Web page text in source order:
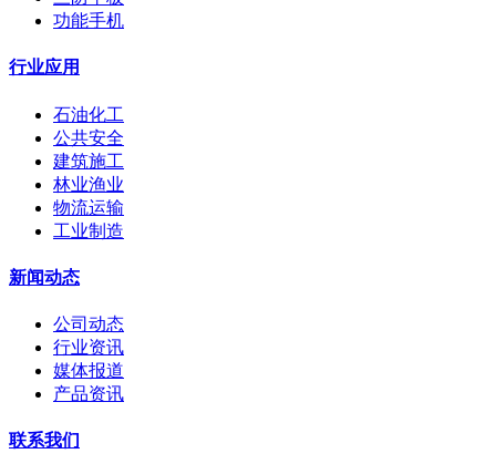
功能手机
行业应用
石油化工
公共安全
建筑施工
林业渔业
物流运输
工业制造
新闻动态
公司动态
行业资讯
媒体报道
产品资讯
联系我们